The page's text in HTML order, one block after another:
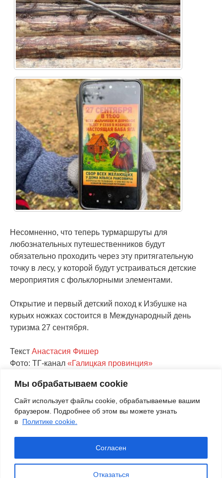
Мы обрабатываем cookie
Сайт использует файлы cookie, обрабатываемые вашим
браузером. Подробнее об этом вы можете узнать
в
Политике cookie.
Отказаться
Согласен
Несомненно, что теперь турмаршруты для
любознательных путешественников будут
обязательно проходить через эту притягательную
точку в лесу, у которой будут устраиваться детские
мероприятия с фольклорными элементами.
Открытие и первый детский поход к Избушке на
курьих ножках состоится в Международный день
туризма 27 сентября.
Текст Анастасия Фишер
Фото: ТГ-канал «Галицкая провинция»
VKTwitter
Pinterest
Odnoklassniki
Mail.Ru
LiveJournal
Viber
КОСТРОМАТУРС
#ГДЕТОПОДОРОГЕ